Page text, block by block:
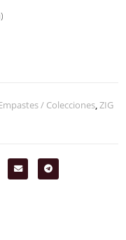
/ Colecciones,ZIG